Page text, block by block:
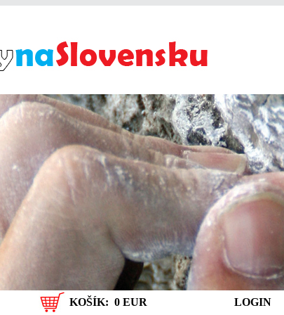
KOŠÍK: 0 EUR LOGIN